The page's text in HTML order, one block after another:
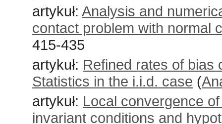
artykuł: Analysis and
contact problem with normal
415-435
artykuł: Refined rates of bias
Statistics in the i.i.d. case (
artykuł: Local convergence
invariant conditions and